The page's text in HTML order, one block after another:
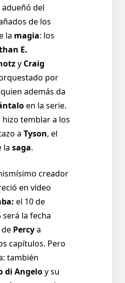
del
de los
la magia: los
E.
y Craig
por
además da
en la serie.
temblar a los
a Tyson, el
la saga.
creador
en video
el 10 de
la fecha
Percya
capítulos. Pero
también
di Angeloy su